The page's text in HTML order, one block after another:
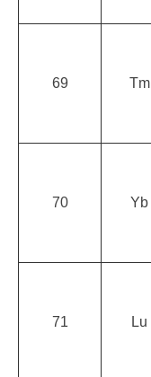
69 Tm
70 Yb
71 Lu